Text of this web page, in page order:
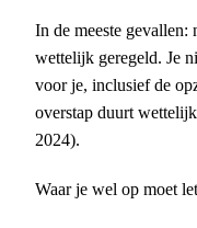
In de meeste gevallen:
wettelijk geregeld. Je
voor je, inclusief de
overstap duurt
2024).
Waar je wel op moet